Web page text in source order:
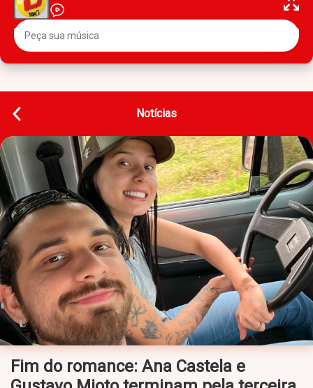
Notícias
Fim do romance: Ana Castela e